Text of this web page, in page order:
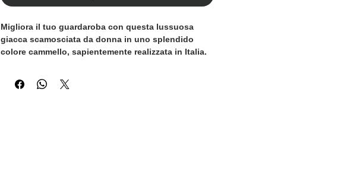
Migliora il tuo guardaroba con questa lussuosa
giacca scamosciata da donna in uno splendido
colore cammello, sapientemente realizzata in Italia.
vestibilità su misura e il design elegante lo rendono